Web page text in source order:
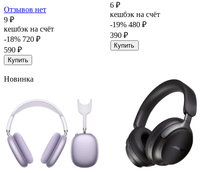
Отзывов нет
9 ₽
кешбэк на счёт
-18% 720 ₽
590 ₽
Купить
6 ₽
кешбэк на счёт
-19% 480 ₽
390 ₽
Купить
Новинка